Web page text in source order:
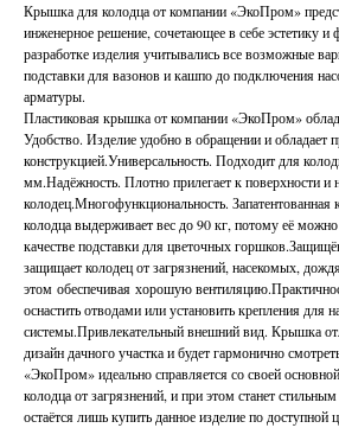
Крышка для колодца от компании «ЭкоПром»
инженерное решение, сочетающее в себе эстетику
разработке изделия учитывались все возможные
подставки для вазонов и кашпо до подключения
арматуры.
Пластиковая крышка от компании «ЭкоПром»
Удобство. Изделие удобно в обращении и обладает
конструкцией.Универсальность. Подходит для
мм.Надёжность. Плотно прилегает к поверхности и
колодец.Многофункциональность.
колодца выдерживает вес до 90 кг, потому её
качестве подставки для цветочных
защищает колодец от загрязнений, насекомых,
этом обеспечивая хорошую
оснастить отводами или установить крепления для
системы.Привлекательный внешний вид. Крышка
дизайн дачного участка и будет гармонично
«ЭкоПром» идеально справляется со своей
колодца от загрязнений, и при этом станет
остаётся лишь купить данное изделие по доступной